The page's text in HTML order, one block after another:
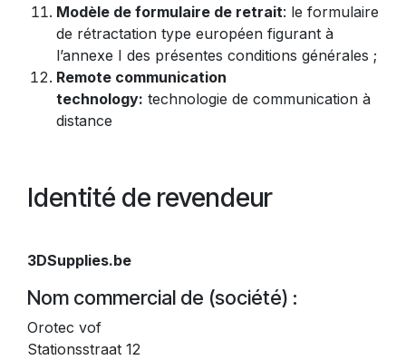
Modèle de formulaire de retrait: le formulaire
de rétractation type européen figurant à
l’annexe I des présentes conditions générales ;
Remote communication
technology: technologie de communication à
distance
Identité de revendeur
3DSupplies.be
Nom commercial de (société) :
Orotec vof
Stationsstraat 12